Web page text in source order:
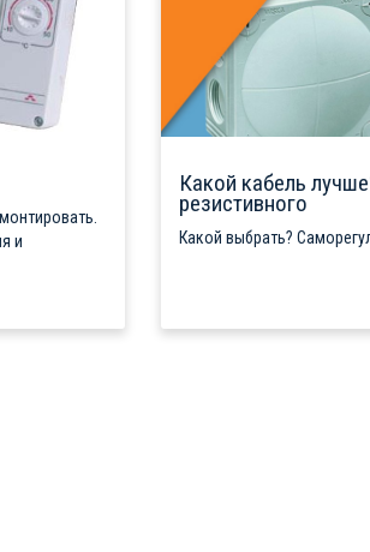
и
Какой кабель
резистивного
Какой выбрать?